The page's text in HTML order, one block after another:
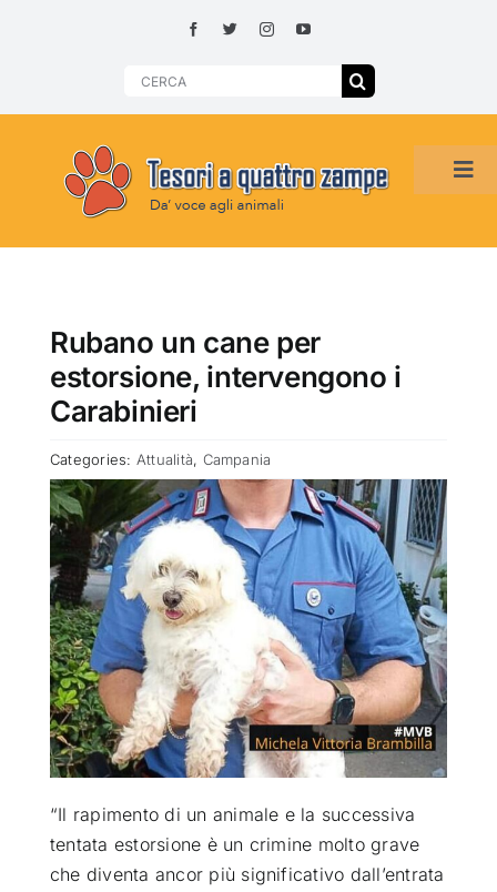
Search
HOME
SMARRITI O DA ADOTTARE
ADOTTATI O RITROVATI
ATTUALITÀ
VIDEO
CHI SIAMO
RUBRICHE
SEMPRE CON ME
Rubano un cane per
estorsione, intervengono i
Carabinieri
Categories: Attualità, Campania
“Il rapimento di un animale e la successiva
tentata estorsione è un crimine molto grave
che diventa ancor più significativo dall’entrata